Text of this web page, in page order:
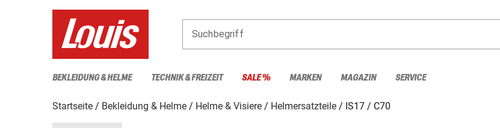
Suchbegriff
BEKLEIDUNG & HELME TECHNIK & FREIZEIT SALE % MARKEN MAGAZIN SERVICE
Startseite Bekleidung & Helme Helme & Visiere Helmersatzteile
IS17 / C70